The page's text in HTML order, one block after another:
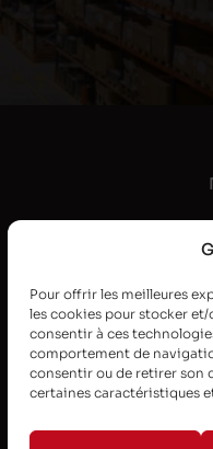
Pour offrir les meilleures
les cookies pour stocker
consentir à ces
comportement de
consentir ou de retirer son
certaines caractéristiques